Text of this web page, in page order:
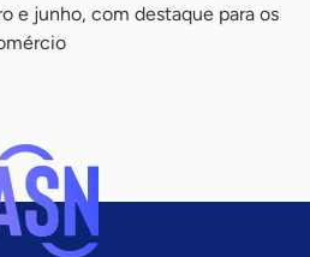
e junho, com destaque para os